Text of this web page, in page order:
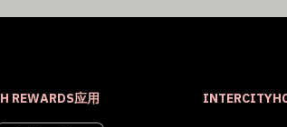
H REWARDS应用